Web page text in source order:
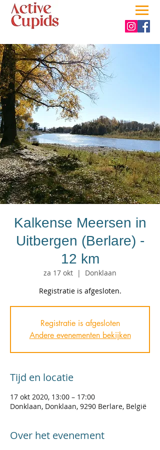
Kalkense Meersen in
Uitbergen (Berlare) -
12 km
za 17 okt
  |
Donklaan
Registratie is afgesloten.
Registratie is afgesloten
Andere evenementen bekijken
Tijd en locatie
17 okt 2020, 13:00 – 17:00
Donklaan, Donklaan, 9290 Berlare, België
Over het evenement